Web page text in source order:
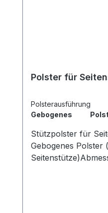
Polster für
Gebogenes
Stützpolster für
Gebogenes